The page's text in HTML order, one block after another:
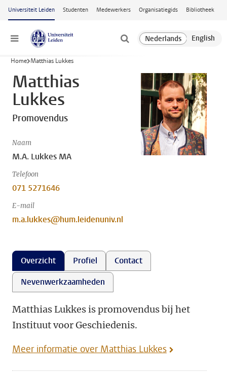
Ga naar hoofdinhoud
Universiteit Leiden Studenten Medewerkers Organisatiegids Bibliotheek
Menu
Home Matthias Lukkes
Matthias
Lukkes
Promovendus
Naam
M.A. Lukkes MA
Telefoon
071 5271646
E-mail
m.a.lukkes@hum.leidenuniv.nl
Overzicht Profiel
Contact
Nevenwerkzaamheden
Matthias Lukkes is promovendus bij het
Instituut voor Geschiedenis.
Meer informatie over Matthias Lukkes